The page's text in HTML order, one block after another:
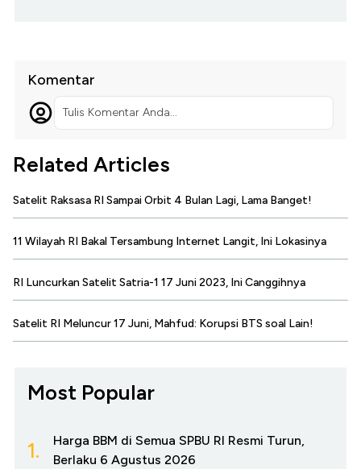
Komentar
Tulis Komentar Anda...
Related Articles
Satelit Raksasa RI Sampai Orbit 4 Bulan Lagi, Lama Banget!
11 Wilayah RI Bakal Tersambung Internet Langit, Ini Lokasinya
RI Luncurkan Satelit Satria-1 17 Juni 2023, Ini Canggihnya
Satelit RI Meluncur 17 Juni, Mahfud: Korupsi BTS soal Lain!
Most Popular
1.
Harga BBM di Semua SPBU RI Resmi Turun,
Berlaku 6 Agustus 2026